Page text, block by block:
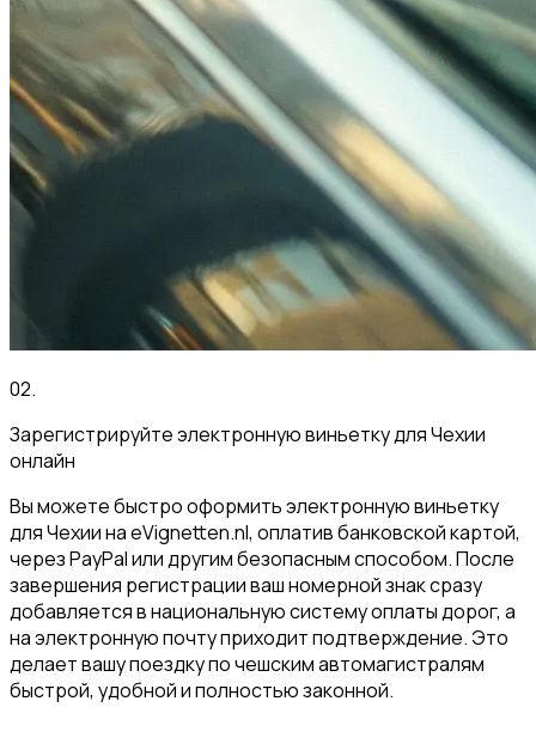
02.
Зарегистрируйте электронную виньетку для Чехии
онлайн
Вы можете быстро оформить электронную виньетку
для Чехии на eVignetten.nl, оплатив банковской картой,
через PayPal или другим безопасным способом. После
завершения регистрации ваш номерной знак сразу
добавляется в национальную систему оплаты дорог, а
на электронную почту приходит подтверждение. Это
делает вашу поездку по чешским автомагистралям
быстрой, удобной и полностью законной.